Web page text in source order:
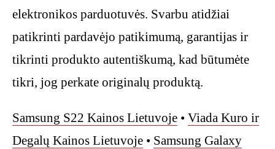
elektronikos parduotuvės. Svarbu atidžiai
patikrinti pardavėjo patikimumą, garantijas ir
tikrinti produkto autentiškumą, kad būtumėte
tikri, jog perkate originalų produktą.
Samsung S22 Kainos Lietuvoje • Viada Kuro ir
Degalų Kainos Lietuvoje • Samsung Galaxy